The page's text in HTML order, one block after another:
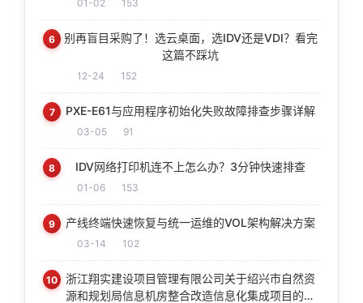
01-02 153
6
别再盲目采购了！选云桌面，选IDV还是VDI？看完
这篇不踩坑
12-24 152
7 PXE-E61与应用程序初始化失败故障排查步骤详解
03-05 91
8 IDV网络打印机连不上怎么办？3分钟快速排查
01-06 153
9 产线终端快速恢复与统一运维的VOL架构解决方案
03-14 102
10
浙江翔实建设项目管理有限公司关于绍兴市自然资
源和规划局信息机房整合改造信息化集成项目的公